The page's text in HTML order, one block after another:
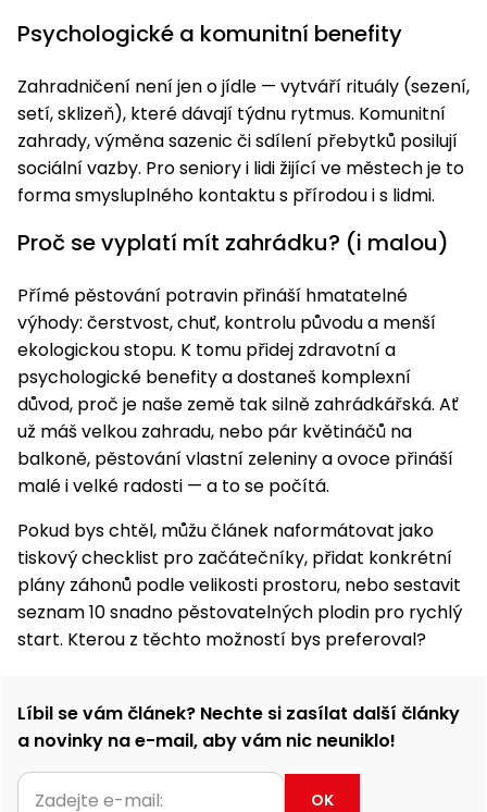
Psychologické a komunitní benefity
Zahradničení není jen o jídle — vytváří rituály (sezení,
setí, sklizeň), které dávají týdnu rytmus. Komunitní
zahrady, výměna sazenic či sdílení přebytků posilují
sociální vazby. Pro seniory i lidi žijící ve městech je to
forma smysluplného kontaktu s přírodou i s lidmi.
Proč se vyplatí mít zahrádku? (i malou)
Přímé pěstování potravin přináší hmatatelné
výhody: čerstvost, chuť, kontrolu původu a menší
ekologickou stopu. K tomu přidej zdravotní a
psychologické benefity a dostaneš komplexní
důvod, proč je naše země tak silně zahrádkářská. Ať
už máš velkou zahradu, nebo pár květináčů na
balkoně, pěstování vlastní zeleniny a ovoce přináší
malé i velké radosti — a to se počítá.
Pokud bys chtěl, můžu článek naformátovat jako
tiskový checklist pro začátečníky, přidat konkrétní
plány záhonů podle velikosti prostoru, nebo sestavit
seznam 10 snadno pěstovatelných plodin pro rychlý
start. Kterou z těchto možností bys preferoval?
Líbil se vám článek? Nechte si zasílat další články
a novinky na e-mail, aby vám nic neuniklo!
OK